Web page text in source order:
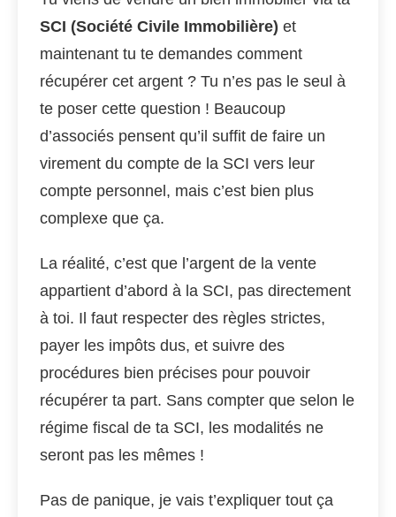
SCI (Société Civile Immobilière) et
maintenant tu te demandes comment
récupérer cet argent ? Tu n’es pas le seul à
te poser cette question ! Beaucoup
d’associés pensent qu’il suffit de faire un
virement du compte de la SCI vers leur
compte personnel, mais c’est bien plus
complexe que ça.
La réalité, c’est que l’argent de la vente
appartient d’abord à la SCI, pas directement
à toi. Il faut respecter des règles strictes,
payer les impôts dus, et suivre des
procédures bien précises pour pouvoir
récupérer ta part. Sans compter que selon le
régime fiscal de ta SCI, les modalités ne
seront pas les mêmes !
Pas de panique, je vais t’expliquer tout ça